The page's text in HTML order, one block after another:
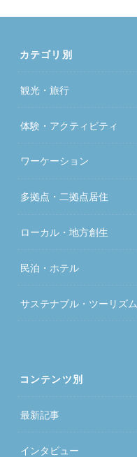
カテゴリ別
観光・旅行
体験・アクティビティ
ワーケーション
多拠点・二拠点居住
ローカル・地方創生
民泊・ホテル
サステナブル・ツーリズム
コンテンツ別
最新記事
インタビュー